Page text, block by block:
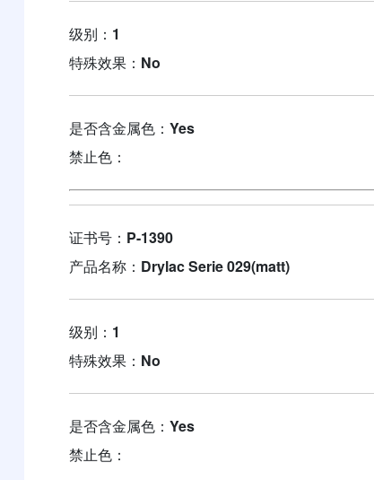
级别： 1
特殊效果： No
是否含金属色： Yes
禁止色：
证书号： P-1390
产品名称： Drylac Serie 029(matt)
级别： 1
特殊效果： No
是否含金属色： Yes
禁止色：